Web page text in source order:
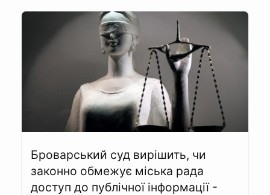
Броварський суд вирішить, чи
законно обмежує міська рада
доступ до публічної інформації -